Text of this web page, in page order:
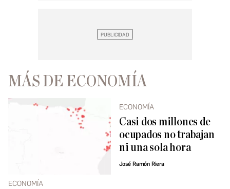
MÁS DE ECONOMÍA
ECONOMÍA
ECONOMÍA
Casi dos millones de
ocupados no trabajan
ni una sola hora
José Ramón Riera